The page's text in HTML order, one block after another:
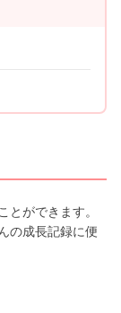
とができます。
の成長記録に便